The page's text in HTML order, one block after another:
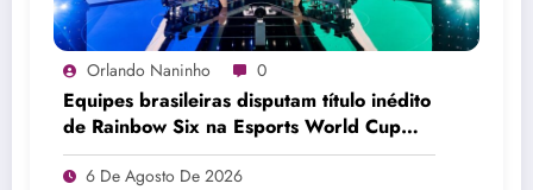
Orlando Naninho 0
Equipes brasileiras disputam título inédito
de Rainbow Six na Esports World Cup
2026
6 De Agosto De 2026